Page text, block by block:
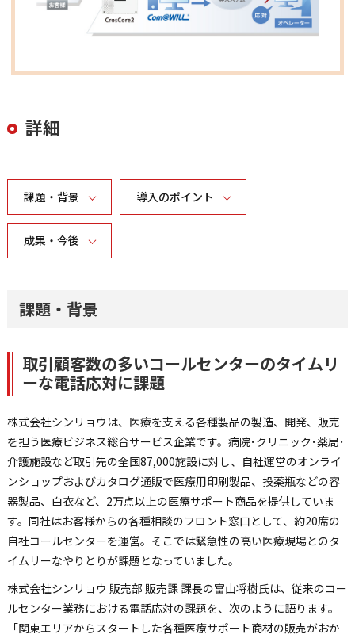
詳細
課題・背景 導入のポイント
成果・今後
課題・背景
取引顧客数の多いコールセンターのタイムリ
ーな電話応対に課題
株式会社シンリョウは、医療を支える各種製品の製造、開発、販売
を担う医療ビジネス総合サービス企業です。病院･クリニック･薬局･
介護施設など取引先の全国87,000施設に対し、自社運営のオンライ
ンショップおよびカタログ通販で医療用印刷製品、投薬瓶などの容
器製品、白衣など、2万点以上の医療サポート商品を提供していま
す。同社はお客様からの各種相談のフロント窓口として、約20席の
自社コールセンターを運営。そこでは緊急性の高い医療現場とのタ
イムリーなやりとりが課題となっていました。
株式会社シンリョウ 販売部 販売課 課長の富山将樹氏は、従来のコー
ルセンター業務における電話応対の課題を、次のように語ります。
「関東エリアからスタートした各種医療サポート商材の販売がおか